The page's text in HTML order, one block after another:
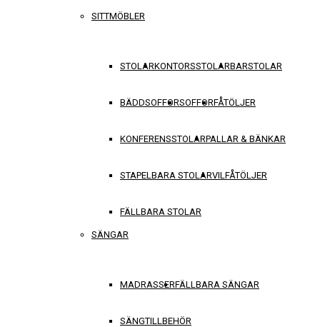
SITTMÖBLER
STOLARKONTORSSTOLARBARSTOLAR
BÄDDSOFFORSOFFORFÅTÖLJER
KONFERENSSTOLARPALLAR & BÄNKAR
STAPELBARA STOLARVILFÅTÖLJER
FÄLLBARA STOLAR
SÄNGAR
MADRASSERFÄLLBARA SÄNGAR
SÄNGTILLBEHÖR